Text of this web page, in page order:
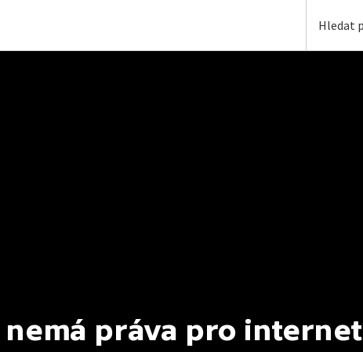
nemá práva pro internet